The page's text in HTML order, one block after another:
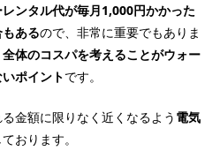
ンタル代が毎月1,000円かかった
あるので、非常に重要でもありま
全体のコスパを考えることがウォー
ポイントです。
金額に限りなく近くなるよう 電気
ております。